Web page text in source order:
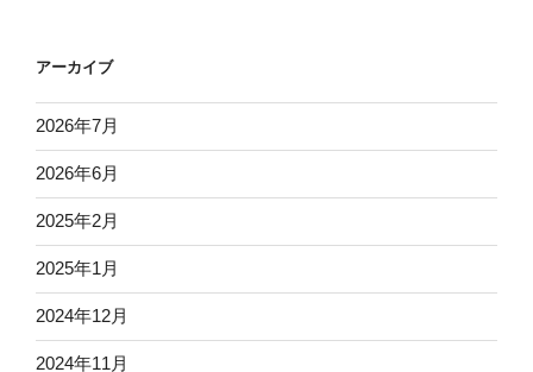
アーカイブ
2026年7月
2026年6月
2025年2月
2025年1月
2024年12月
2024年11月